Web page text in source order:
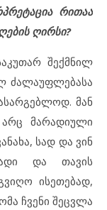
რითაა
ღირსი?
შექმნილ
ძალაუფლებასა
მან
მარადიული
სად და ვინ
და თავის
ისეთებად,
ჩვენი შეცვლა